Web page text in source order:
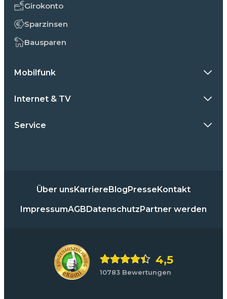
Girokonto
Sparzinsen
Bausparen
Mobilfunk
Internet & TV
Service
Über uns Karriere Blog Presse Kontakt
ImpressumAGB Datenschutz Partner werden
4,5
10783 Bewertungen